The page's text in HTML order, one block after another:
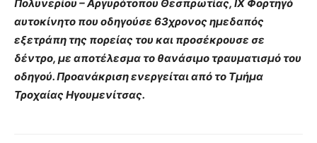
Πολυνερίου – Αργυρότοπου Θεσπρωτίας, ΙΧ Φορτηγό
αυτοκίνητο που οδηγούσε 63χρονος ημεδαπός
εξετράπη της πορείας του και προσέκρουσε σε
δέντρο, με αποτέλεσμα το θανάσιμο τραυματισμό του
οδηγού. Προανάκριση ενεργείται από το Τμήμα
Τροχαίας Ηγουμενίτσας.